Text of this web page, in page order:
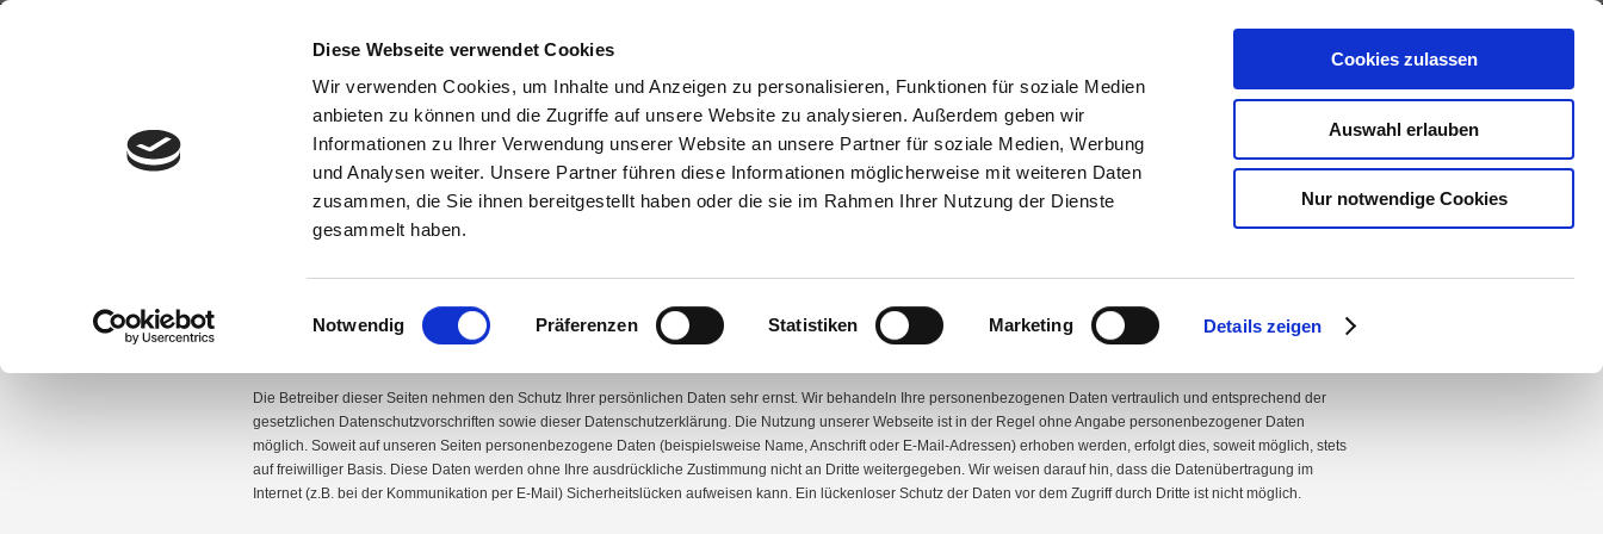
Diese Webseite verwendet Cookies
Wir verwenden Cookies, um Inhalte und Anzeigen zu personalisieren, Funktionen für soziale Medien
anbieten zu können und die Zugriffe auf unsere Website zu analysieren. Außerdem geben wir
Informationen zu Ihrer Verwendung unserer Website an unsere Partner für soziale Medien, Werbung
und Analysen weiter. Unsere Partner führen diese Informationen möglicherweise mit weiteren Daten
zusammen, die Sie ihnen bereitgestellt haben oder die sie im Rahmen Ihrer Nutzung der Dienste
gesammelt haben.
Einwilligungsauswahl
Notwendig Präferenzen Statistiken Marketing Details zeigen
Cookies zulassen
Auswahl erlauben
Nur notwendige Cookies
Jetzt anrufen: 04267/9819600
STARTSEITE ÜBER UNS AKQUISITION OPTIMIERUNG CONSULTING KONTAKT DATENSCHUTZERKLÄRUNG IMPRESSUM
Die Betreiber dieser Seiten nehmen den Schutz Ihrer persönlichen Daten sehr ernst. Wir behandeln Ihre personenbezogenen Daten vertraulich und entsprechend der
gesetzlichen Datenschutzvorschriften sowie dieser Datenschutzerklärung. Die Nutzung unserer Webseite ist in der Regel ohne Angabe personenbezogener Daten
möglich. Soweit auf unseren Seiten personenbezogene Daten (beispielsweise Name, Anschrift oder E-Mail-Adressen) erhoben werden, erfolgt dies, soweit möglich, stets
auf freiwilliger Basis. Diese Daten werden ohne Ihre ausdrückliche Zustimmung nicht an Dritte weitergegeben. Wir weisen darauf hin, dass die Datenübertragung im
Internet (z.B. bei der Kommunikation per E-Mail) Sicherheitslücken aufweisen kann. Ein lückenloser Schutz der Daten vor dem Zugriff durch Dritte ist nicht möglich.